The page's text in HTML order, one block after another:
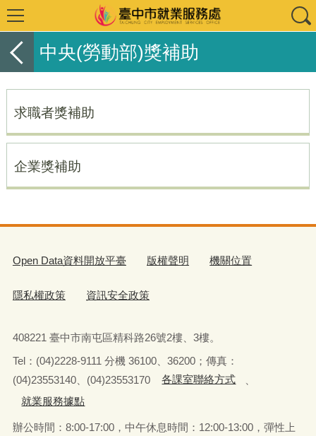
中央(勞動部)獎補助
求職者獎補助
企業獎補助
Open Data資料開放平臺 版權聲明 機關位置
隱私權政策 資訊安全政策
408221 臺中市南屯區精科路26號2樓、3樓。
Tel： (04)2228-9111 分機 36100、36200；傳真：
(04)23553140、(04)23553170
各課室聯絡方式
就業服務據點
辦公時間：8:00-17:00，中午休息時間：12:00-13:00， 彈性上